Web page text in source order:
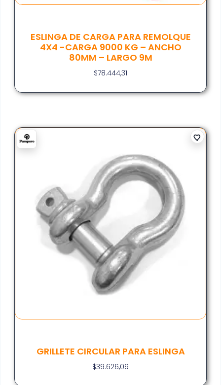
ESLINGA DE CARGA PARA REMOLQUE
4X4 -CARGA 9000 KG – ANCHO
80MM – LARGO 9M
$78.444,31
GRILLETE CIRCULAR PARA ESLINGA
$39.626,09